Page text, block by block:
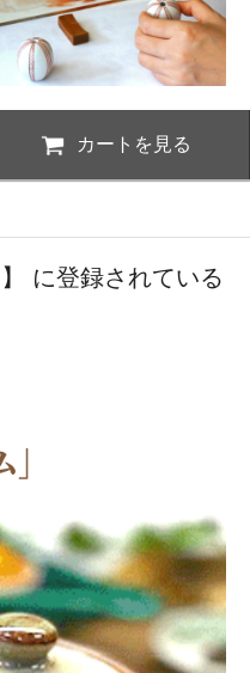
カートを見る
に登録されている